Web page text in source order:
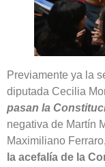
Previamente ya la
diputada Cecilia
pasan la
negativa de Martín
Maximiliano
la acefalía de la